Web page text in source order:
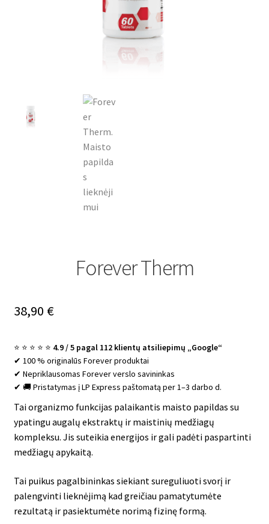
Forever Therm
38,90 €
⭐ ⭐ ⭐ ⭐ ⭐ 4.9 / 5 pagal 112 klientų atsiliepimų „Google“
✔ 100 % originalūs Forever produktai
✔ Nepriklausomas Forever verslo savininkas
✔ 🚚 Pristatymas į LP Express paštomatą per 1–3 darbo d.
Tai organizmo funkcijas palaikantis maisto papildas su
ypatingu augalų ekstraktų ir maistinių medžiagų
kompleksu. Jis suteikia energijos ir gali padėti paspartinti
medžiagų apykaitą.
Tai puikus pagalbininkas siekiant sureguliuoti svorį ir
palengvinti lieknėjimą kad greičiau pamatytumėte
rezultatą ir pasiektumėte norimą fizinę formą.